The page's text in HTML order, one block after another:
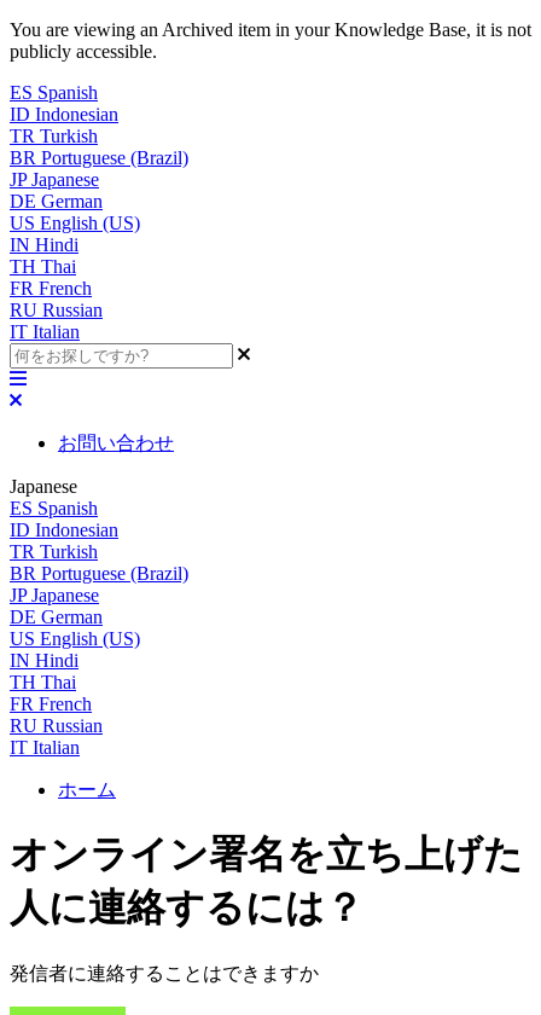
You are viewing an Archived item in your Knowledge Base, it is not
publicly accessible.
ES Spanish
ID Indonesian
TR Turkish
BR Portuguese (Brazil)
JP Japanese
DE German
US English (US)
IN Hindi
TH Thai
FR French
RU Russian
IT Italian
お問い合わせ
Japanese
ES Spanish
ID Indonesian
TR Turkish
BR Portuguese (Brazil)
JP Japanese
DE German
US English (US)
IN Hindi
TH Thai
FR French
RU Russian
IT Italian
ホーム
オンライン署名を立ち上げた
人に連絡するには？
発信者に連絡することはできますか